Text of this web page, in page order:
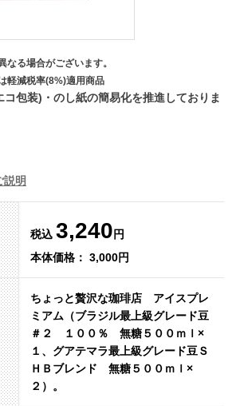
る場合がございます。
減税率(8%)適用商品
包装)・のし紙の簡易化を推進しておりま
説明
税込 3,240 円
本体価格： 3,000円
ちょっと贅沢な珈琲店 アイスプレ
ミアム（ブラジル最上級グレード豆
＃２ １００％ 無糖５００ｍｌ×
１、グアテマラ最上級グレード豆Ｓ
ＨＢブレンド 無糖５００ｍｌ×
２）。